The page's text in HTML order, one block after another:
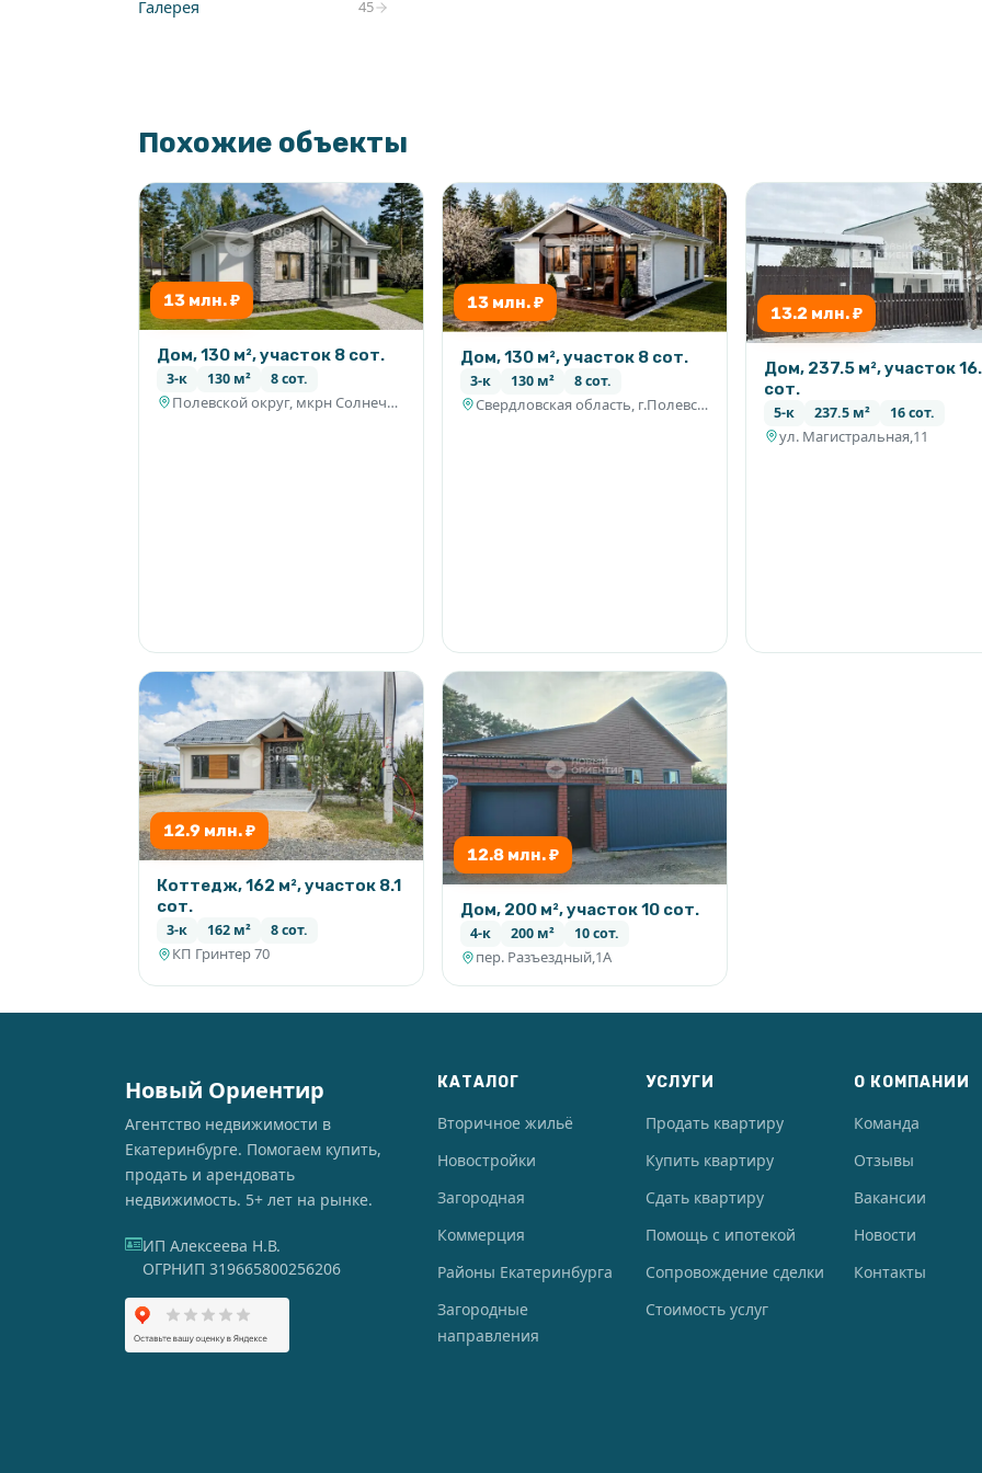
Газ поведут под землёй.
???? Звоните! Покажем в любое удобное для вас время по
предварительной договорённости!
Галерея 45
Похожие объекты
13 млн. ₽
Дом, 130 м², участок 8 сот.
3-к 130 м² 8 сот.
Полевской округ, мкрн Солнечный
13 млн. ₽
Дом, 130 м², участок 8 сот.
3-к 130 м² 8 сот.
Свердловская область, г.Полевской,с.Курганово мкр. Солнечный
13.2 млн. ₽
Дом, 237.5 м², участок
сот.
5-к 237.5 м² 16 сот.
ул. Магистральная,11
12.9 млн. ₽
Коттедж, 162 м², участок 8.1
сот.
3-к 162 м² 8 сот.
КП Гринтер 70
12.8 млн. ₽
Дом, 200 м², участок 10 сот.
4-к 200 м² 10 сот.
пер. Разъездный,1А
Новый Ориентир
Агентство недвижимости в
Екатеринбурге. Помогаем купить,
продать и арендовать
недвижимость. 5+ лет на рынке.
ИП Алексеева Н.В.
ОГРНИП 319665800256206
КАТАЛОГ
Вторичное жильё
Новостройки
Загородная
Коммерция
Районы Екатеринбурга
Загородные
направления
УСЛУГИ
Продать квартиру
Купить квартиру
Сдать квартиру
Помощь с ипотекой
Сопровождение сделки
Стоимость услуг
О КОМПАНИИ
Команда
Отзывы
Вакансии
Новости
Контакты